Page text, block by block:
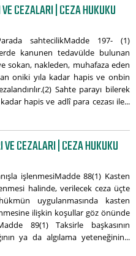
CEZALARI | CEZA HUKUKU
sahtecilikMadde 197- (1)
kanunen tedavülde bulunan
sokan, nakleden, muhafaza eden
oniki yıla kadar hapis ve onbin
Sahte parayı bilerek
hapis ve adlî para cezası ile...
CEZALARI | CEZA HUKUKU
işlenmesiMadde 88(1) Kasten
halinde, verilecek ceza üçte
uygulanmasında kasten
ilişkin koşullar göz önünde
89(1) Taksirle başkasının
ya da algılama yeteneğinin...